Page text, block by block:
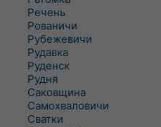
Речень
Рованичи
Рубежевичи
Рудавка
Руденск
Рудня
Саковщина
Самохваловичи
Сватки